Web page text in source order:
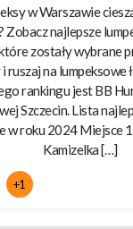
w Warszawie
Zobacz najlepsze
zostały wybrane
ruszaj na lumpeksowe
rankingu jest BB
Szczecin. Lista
w roku 2024 Miejsce 1
Kamizelka […]
+1